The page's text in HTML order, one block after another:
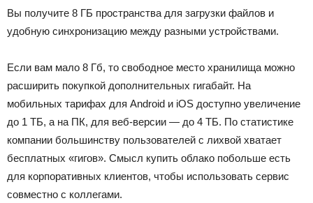
Вы получите 8 ГБ пространства для загрузки файлов и
удобную синхронизацию между разными устройствами.
Если вам мало 8 Гб, то свободное место хранилища можно
расширить покупкой дополнительных гигабайт. На
мобильных тарифах для Android и iOS доступно увеличение
до 1 ТБ, а на ПК, для веб-версии — до 4 ТБ. По статистике
компании большинству пользователей с лихвой хватает
бесплатных «гигов». Смысл купить облако побольше есть
для корпоративных клиентов, чтобы использовать сервис
совместно с коллегами.